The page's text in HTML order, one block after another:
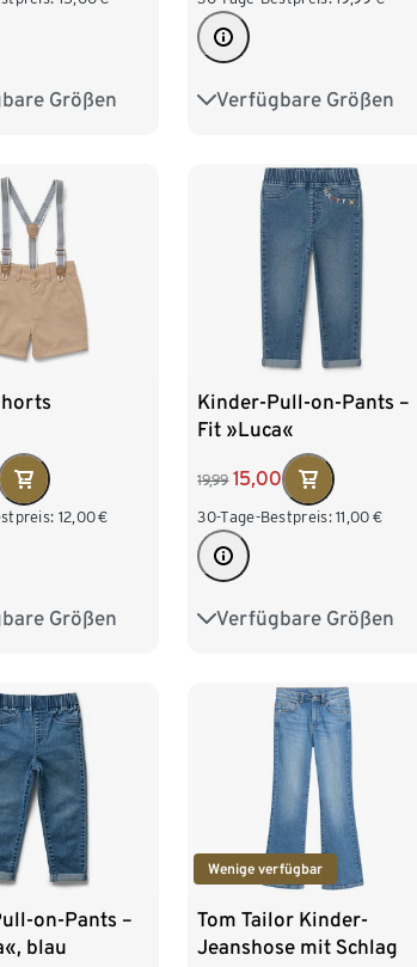
Größen
146 152 Verfügbare Größen
98/104 110/116
146/152 158/164
12,00€
Größen
86/92
Kinder-Pull-on-Pants –
Fit »Luca«
19,99 15,00
30-Tage-Bestpreis: 11,00 €
Verfügbare Größen
86/92 98/104
on-Pants –
blau
Wenige verfügbar
Tom Tailor Kinder-
Jeanshose mit Schlag